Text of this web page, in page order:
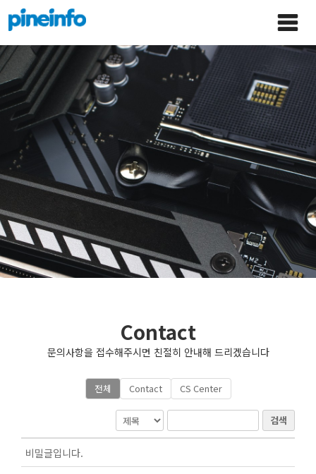
콘텐츠로
건너뛰기
Main
Menu
Contact
문의사항을 접수해주시면 친절히 안내해 드리겠습니다
전체 Contact CS Center
검색
비밀글입니다.
파인인포 홈으로 이동